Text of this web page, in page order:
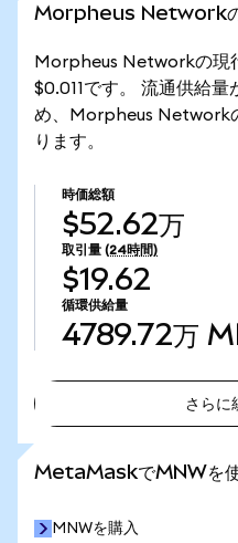
Morpheus Networkの
Morpheus Networkの現
$0.011です。 流通供給
め、Morpheus Network
ります。
時価総額
$52.62万
取引量 (24時間)
$19.62
循環供給量
4789.72万
さらに
MetaMaskでMNWを
MNWを購入